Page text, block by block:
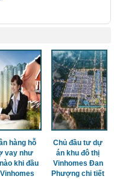
hàng hỗ
vay như
khi đầu
Chủ đầu tư dự
án khu đô thị
Vinhomes Đan
Phượng chi tiết